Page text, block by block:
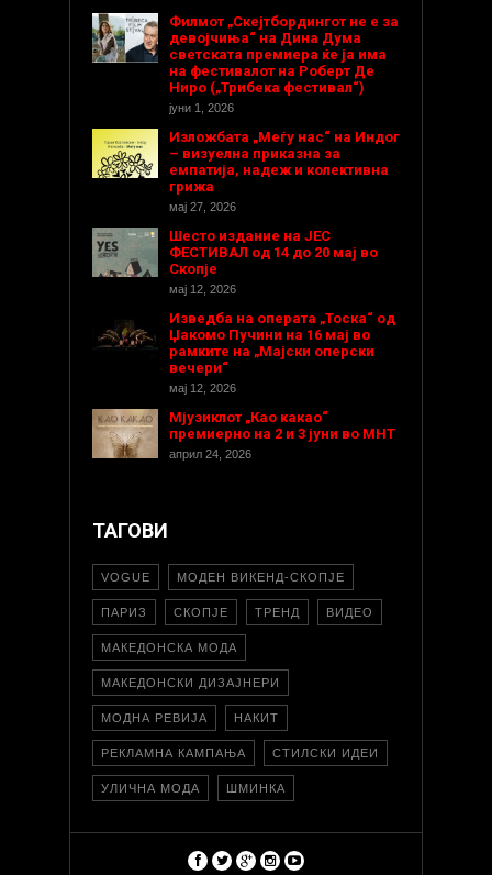
Филмот „Скејтбордингот не е за
девојчиња“ на Дина Дума
светската премиера ќе ја има
на фестивалот на Роберт Де
Ниро („Трибека фестивал“)
јуни 1, 2026
Изложбата „Меѓу нас“ на Индог
– визуелна приказна за
емпатија, надеж и колективна
грижа
мај 27, 2026
Шесто издание на ЈЕС
ФЕСТИВАЛ од 14 до 20 мај во
Скопје
мај 12, 2026
Изведба на операта „Тоска“ од
Џакомо Пучини на 16 мај во
рамките на „Мајски оперски
вечери“
мај 12, 2026
Мјузиклот „Као какао“
премиерно на 2 и 3 јуни во МНТ
април 24, 2026
ТАГОВИ
VOGUE МОДЕН ВИКЕНД-СКОПЈЕ
ПАРИЗ СКОПЈЕ ТРЕНД ВИДЕО
МАКЕДОНСКА МОДА
МАКЕДОНСКИ ДИЗАЈНЕРИ
МОДНА РЕВИЈА НАКИТ
РЕКЛАМНА КАМПАЊА СТИЛСКИ ИДЕИ
УЛИЧНА МОДА ШМИНКА